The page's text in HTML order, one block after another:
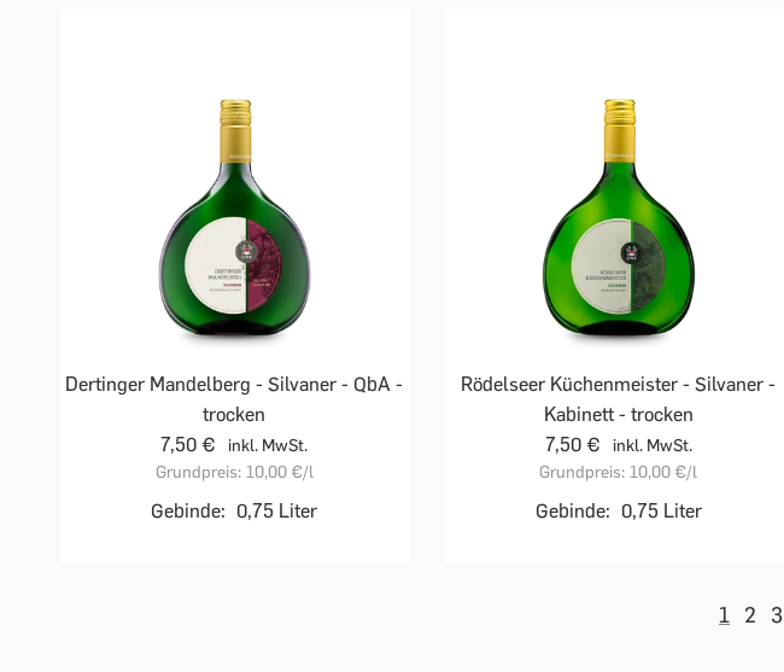
Dertinger Mandelberg - Silvaner - QbA -
trocken
7,50 €
inkl. MwSt.
Grundpreis: 10,00 €/l
Gebinde: 0,75 Liter
Rödelseer Küchenmeister - Silvaner -
Kabinett - trocken
7,50 €
inkl. MwSt.
Grundpreis: 10,00 €/l
Gebinde: 0,75 Liter
1 2 3